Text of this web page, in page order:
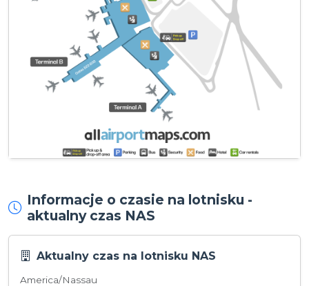
Informacje o czasie na lotnisku -
aktualny czas NAS
Aktualny czas na lotnisku NAS
America/Nassau